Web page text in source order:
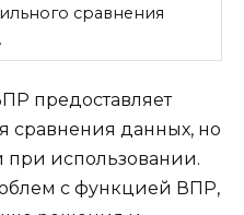
сравнения
предоставляет
сравнения данных, но
при использовании.
с функцией ВПР,